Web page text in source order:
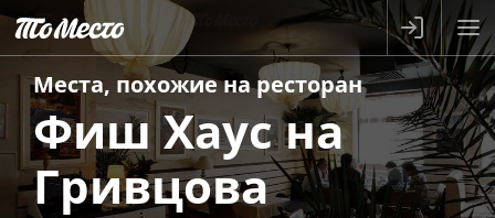
Места, похожие наресторан
Фиш Хаус на
Гривцова